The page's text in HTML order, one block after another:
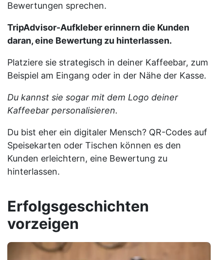
Bewertungen sprechen.
TripAdvisor-Aufkleber erinnern die Kunden
daran, eine Bewertung zu hinterlassen.
Platziere sie strategisch in deiner Kaffeebar, zum
Beispiel am Eingang oder in der Nähe der Kasse.
Du kannst sie sogar mit dem Logo deiner
Kaffeebar personalisieren.
Du bist eher ein digitaler Mensch? QR-Codes auf
Speisekarten oder Tischen können es den
Kunden erleichtern, eine Bewertung zu
hinterlassen.
Erfolgsgeschichten
vorzeigen